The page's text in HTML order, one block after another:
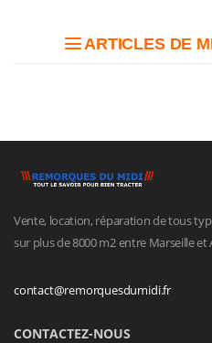
ARTICLES DE
Vente, location, réparation de tous
sur plus de 8000 m2 entre Marseille
contact@remorquesdumidi.fr
CONTACTEZ-NOUS